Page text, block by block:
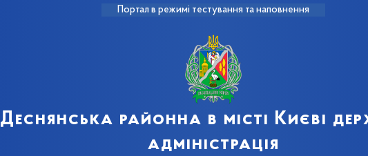
Портал в режимі тестування та наповнення
Деснянська районна в місті Києві
адміністрація